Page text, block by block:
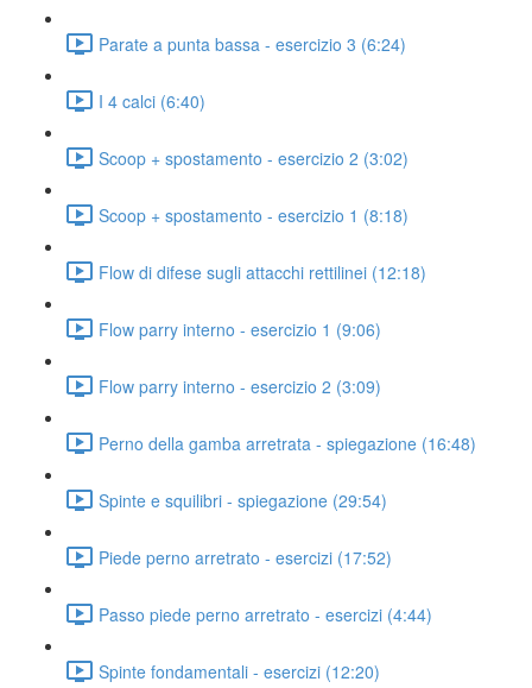
Parate a punta bassa - esercizio 3 (6:24)
I 4 calci (6:40)
Scoop + spostamento - esercizio 2 (3:02)
Scoop + spostamento - esercizio 1 (8:18)
Flow di difese sugli attacchi rettilinei (12:18)
Flow parry interno - esercizio 1 (9:06)
Flow parry interno - esercizio 2 (3:09)
Perno della gamba arretrata - spiegazione (16:48)
Spinte e squilibri - spiegazione (29:54)
Piede perno arretrato - esercizi (17:52)
Passo piede perno arretrato - esercizi (4:44)
Spinte fondamentali - esercizi (12:20)